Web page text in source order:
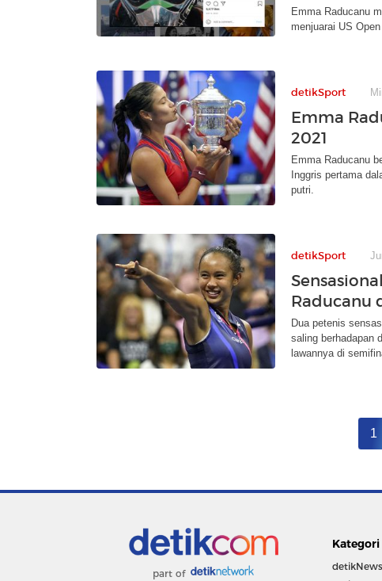
Emma Raducanu
menjuarai US
detikSport
Emma
2021
Emma Raducanu
Inggris pertama
putri.
detikSport
Raducanu
Dua petenis
saling berhadapan
lawannya di
1
part of
Kategori
detikNews